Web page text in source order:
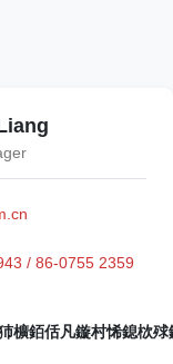
/ 86-0755 2359
櫎銆佸凡鏇村悕鎴栨